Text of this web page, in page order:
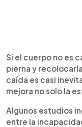
Si el cuerpo no es
pierna y
caída es casi
mejora no solo la
Algunos estudios
entre la